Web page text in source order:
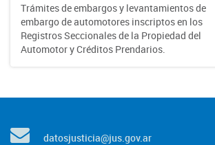
Trámites de embargos y levantamientos de
embargo de automotores inscriptos en los
Registros Seccionales de la Propiedad del
Automotor y Créditos Prendarios.
datosjusticia@jus.gov.ar